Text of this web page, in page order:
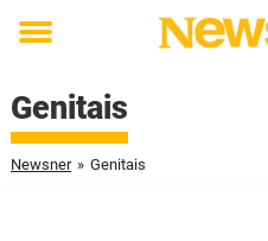
Toggle
Genitais
Newsner » Genitais